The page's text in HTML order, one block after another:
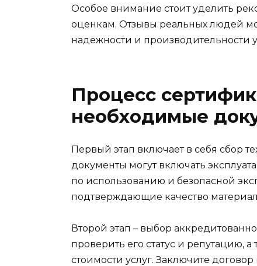
Особое внимание стоит уделить
оценкам. Отзывы реальных людей
надежности и производительности
Процесс
необходимые
Первый этап включает в себя сбор
документы могут включать
по использованию и безопасной
подтверждающие качество
Второй этап – выбор
проверить его статус и репутацию,
стоимости услуг. Заключите